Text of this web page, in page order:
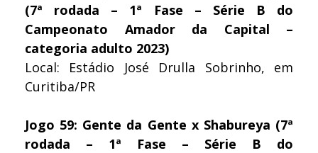
(7ª rodada – 1ª Fase – Série B do
Campeonato Amador da Capital –
categoria adulto 2023)
Local: Estádio José Drulla Sobrinho, em
Curitiba/PR
Jogo 59: Gente da Gente x Shabureya (7ª
rodada – 1ª Fase – Série B do